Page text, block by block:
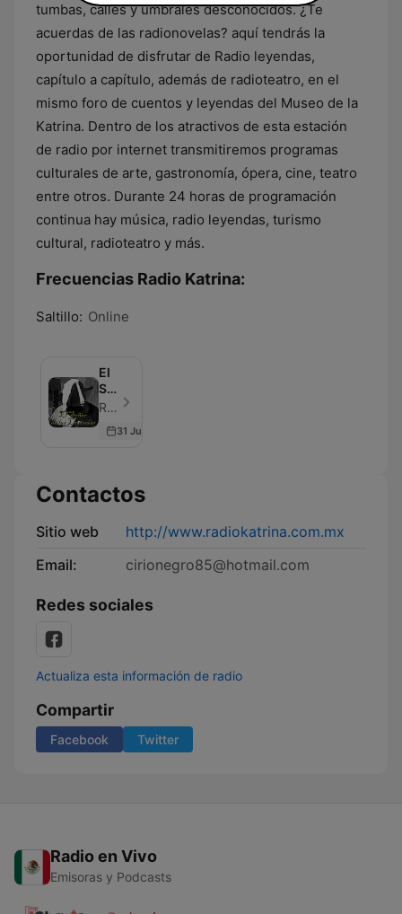
tumbas, calles y umbrales desconocidos. ¿Te
acuerdas de las radionovelas? aquí tendrás la
oportunidad de disfrutar de Radio leyendas,
capítulo a capítulo, además de radioteatro, en el
mismo foro de cuentos y leyendas del Museo de la
Katrina. Dentro de los atractivos de esta estación
de radio por internet transmitiremos programas
culturales de arte, gastronomía, ópera, cine, teatro
entre otros. Durante 24 horas de programación
continua hay música, radio leyendas, turismo
cultural, radioteatro y más.
Frecuencias Radio Katrina:
Saltillo: Online
El
Señor
de
Leyendas
Radio Katrina - Episodio 19
31 Jul 2020
Contactos
Sitio web
http://www.radiokatrina.com.mx
Email:
cirionegro85@hotmail.com
Redes sociales
Actualiza esta información de radio
Compartir
Facebook Twitter
Radio en Vivo
Emisoras y Podcasts